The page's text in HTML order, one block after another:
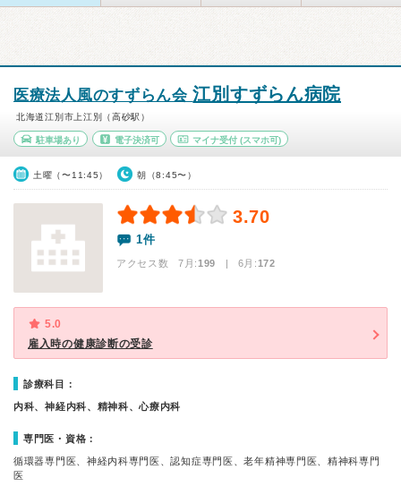
医療法人風のすずらん会江別すずらん病院
北海道江別市上江別（高砂駅）
駐車場あり 電子決済可 マイナ受付 (スマホ可)
土曜（〜11:45） 朝（8:45〜）
3.70
1件
アクセス数 7月:199 | 6月:172
5.0
雇入時の健康診断の受診
診療科目：
内科、神経内科、精神科、心療内科
専門医・資格：
循環器専門医、神経内科専門医、認知症専門医、老年精神専門医、精神科専門
医